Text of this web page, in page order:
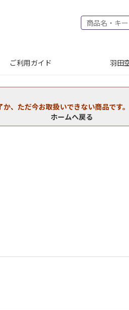
ご利用ガイド 羽田
、ただ今お取扱いできない商品です。
ホームへ戻る